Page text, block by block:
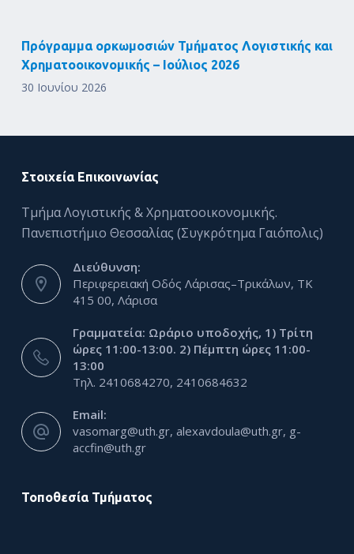
Πρόγραμμα ορκωμοσιών Τμήματος Λογιστικής και
Χρηματοοικονομικής – Ιούλιος 2026
30 Ιουνίου 2026
Στοιχεία Επικοινωνίας
Τμήμα Λογιστικής & Χρηματοοικονομικής.
Πανεπιστήμιο Θεσσαλίας (Συγκρότημα Γαιόπολις)
Διεύθυνση:
Περιφερειακή Οδός Λάρισας–Τρικάλων, ΤΚ
415 00, Λάρισα
Γραμματεία: Ωράριο υποδοχής, 1) Τρίτη
ώρες 11:00-13:00. 2) Πέμπτη ώρες 11:00-
13:00
Τηλ. 2410684270, 2410684632
Email:
vasomarg@uth.gr, alexavdoula@uth.gr, g-
accfin@uth.gr
Τοποθεσία Τμήματος